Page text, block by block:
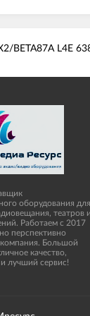
BETA87A L4E
оборудования для
театров и
Работаем с 2017
перспективно
Большой
качество,
лучший сервис!